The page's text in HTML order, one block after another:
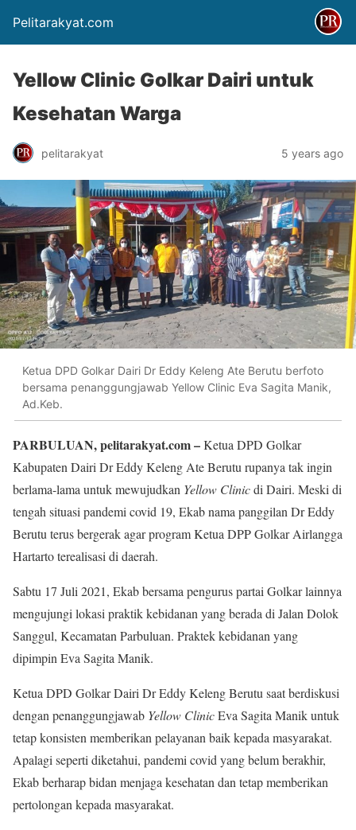
Pelitarakyat.com
Yellow Clinic Golkar Dairi untuk
Kesehatan Warga
pelitarakyat 5 years ago
Ketua DPD Golkar Dairi Dr Eddy Keleng Ate Berutu berfoto
bersama penanggungjawab Yellow Clinic Eva Sagita Manik,
Ad.Keb.
PARBULUAN, pelitarakyat.com –Ketua DPD Golkar
Kabupaten Dairi Dr Eddy Keleng Ate Berutu rupanya tak ingin
berlama-lama untuk mewujudkan Yellow Clinicdi Dairi. Meski di
tengah situasi pandemi covid 19, Ekab nama panggilan Dr Eddy
Berutu terus bergerak agar program Ketua DPP Golkar Airlangga
Hartarto terealisasi di daerah.
Sabtu 17 Juli 2021, Ekab bersama pengurus partai Golkar lainnya
mengujungi lokasi praktik kebidanan yang berada di Jalan Dolok
Sanggul, Kecamatan Parbuluan. Praktek kebidanan yang
dipimpin Eva Sagita Manik.
Ketua DPD Golkar Dairi Dr Eddy Keleng Berutu saat berdiskusi
dengan penanggungjawab Yellow ClinicEva Sagita Manik untuk
tetap konsisten memberikan pelayanan baik kepada masyarakat.
Apalagi seperti diketahui, pandemi covid yang belum berakhir,
Ekab berharap bidan menjaga kesehatan dan tetap memberikan
pertolongan kepada masyarakat.